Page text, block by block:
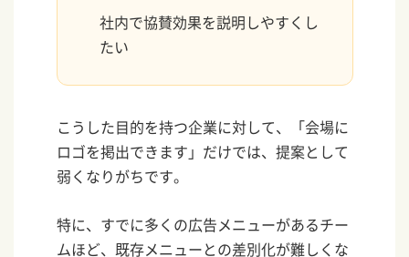
社内で協賛効果を説明しやすくし
たい
こうした目的を持つ企業に対して、「会場に
ロゴを掲出できます」だけでは、提案として
弱くなりがちです。
特に、すでに多くの広告メニューがあるチー
ムほど、既存メニューとの差別化が難しくな